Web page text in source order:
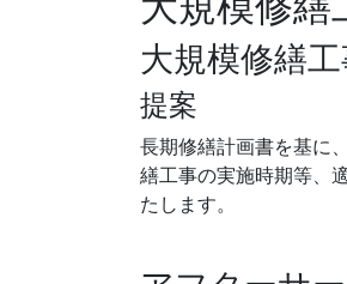
大規模修繕
提案
長期修繕計画書を基に
繕工事の実施時期等、
たします。